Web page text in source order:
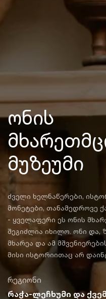
ონის
მუზეუმი
ძველი ხელნაწერები,
მონეტები, თანამედროვე
- ყველაფერი ეს ონის
შეგიძლია იხილო. ონი და,
მხარეა და ამ
მისი ისტორიითაც არ
რეგიონი
რაჭა-ლეჩხუმი და